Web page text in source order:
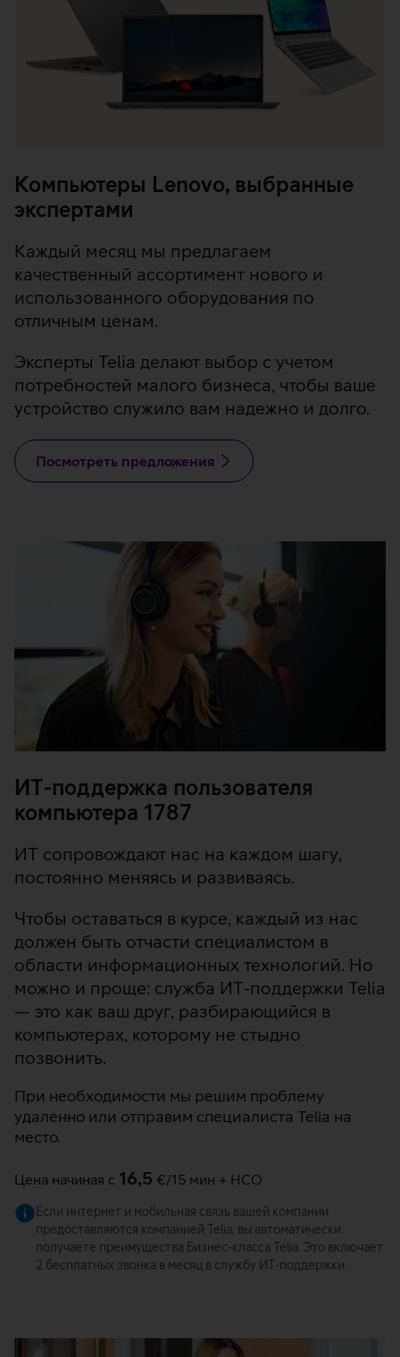
Компьютеры Lenovo, выбранные
экспертами
Каждый месяц мы предлагаем
качественный ассортимент нового и
использованного оборудования по
отличным ценам.
Эксперты Telia делают выбор с учетом
потребностей малого бизнеса, чтобы ваше
устройство служило вам надежно и долго.
Посмотреть предложения
ИТ-поддержка пользователя
компьютера 1787
ИТ сопровождают нас на каждом шагу,
постоянно меняясь и развиваясь.
Чтобы оставаться в курсе, каждый из нас
должен быть отчасти специалистом в
области информационных технологий. Но
можно и проще: служба ИТ-поддержки Telia
— это как ваш друг, разбирающийся в
компьютерах, которому не стыдно
позвонить.
При необходимости мы решим проблему
удаленно или отправим специалиста Telia на
место.
Цена начиная с 16,5 €/15 мин + НСО
Если интернет и мобильная связь вашей компании
предоставляются компанией Telia, вы автоматически
получаете преимущества Бизнес-класса Telia. Это включает
2 бесплатных звонка в месяц в службу ИТ-поддержки.